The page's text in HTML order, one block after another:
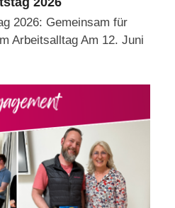
2026: Gemeinsam für
Arbeitsalltag Am 12. Juni